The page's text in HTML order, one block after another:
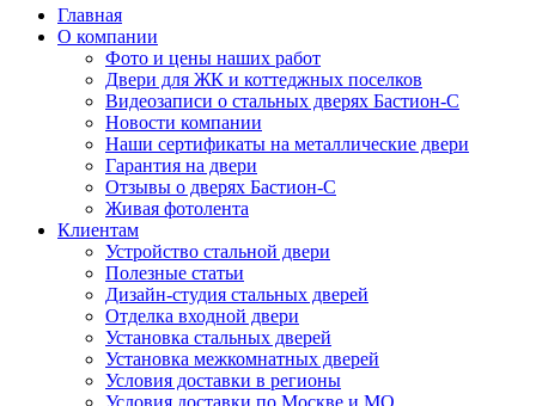
Главная
О компании
Фото и цены наших работ
Двери для ЖК и коттеджных поселков
Видеозаписи о стальных дверях Бастион-С
Новости компании
Наши сертификаты на металлические двери
Гарантия на двери
Отзывы о дверях Бастион-С
Живая фотолента
Клиентам
Устройство стальной двери
Полезные статьи
Дизайн-студия стальных дверей
Отделка входной двери
Установка стальных дверей
Установка межкомнатных дверей
Условия доставки в регионы
Условия доставки по Москве и МО